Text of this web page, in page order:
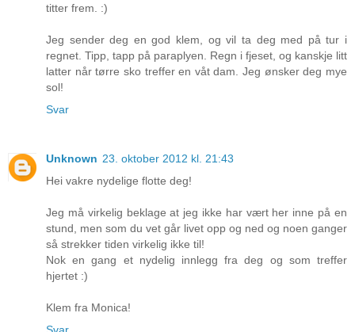
titter frem. :)
Jeg sender deg en god klem, og vil ta deg med på tur i
regnet. Tipp, tapp på paraplyen. Regn i fjeset, og kanskje litt
latter når tørre sko treffer en våt dam. Jeg ønsker deg mye
sol!
Svar
Unknown 23. oktober 2012 kl. 21:43
Hei vakre nydelige flotte deg!
Jeg må virkelig beklage at jeg ikke har vært her inne på en
stund, men som du vet går livet opp og ned og noen ganger
så strekker tiden virkelig ikke til!
Nok en gang et nydelig innlegg fra deg og som treffer
hjertet :)
Klem fra Monica!